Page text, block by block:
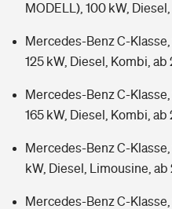
MODELL), 100 kW,
Mercedes-Benz C-Klasse,
125 kW, Diesel, Kombi, ab
Mercedes-Benz C-Klasse,
165 kW, Diesel, Kombi, ab
Mercedes-Benz C-
kW, Diesel, Limousine,
Mercedes-Benz C-Klasse,